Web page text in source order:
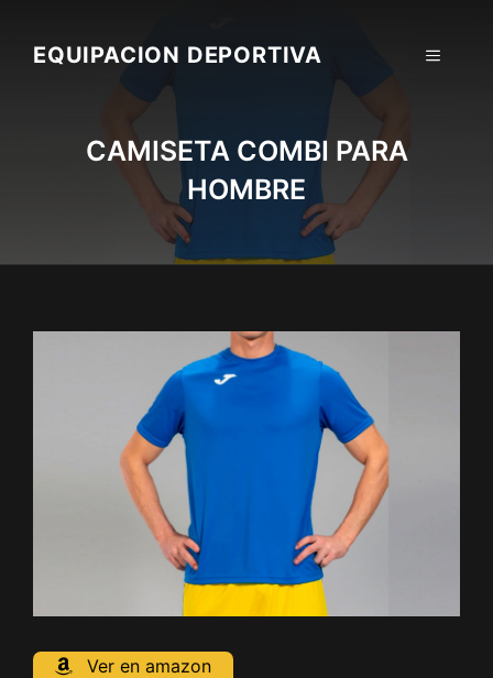
contentEQUIPACION DEPORTIVA MENU
CAMISETA COMBI PARA
HOMBRE
Ver en amazon